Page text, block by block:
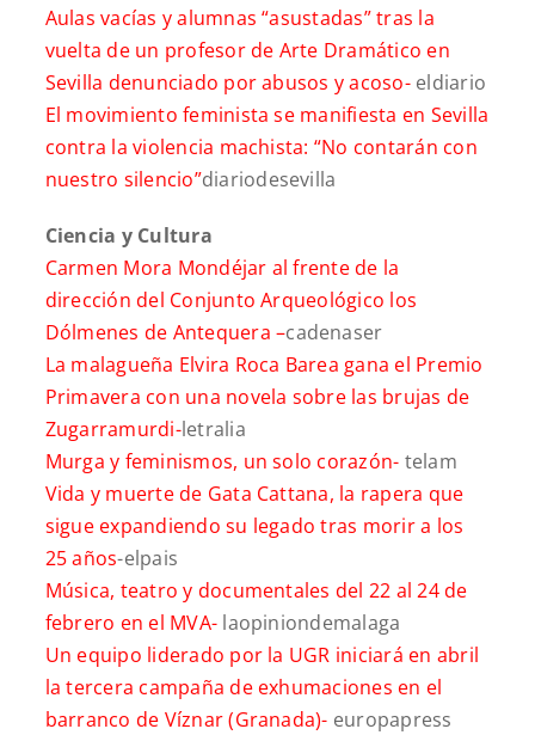
Aulas vacías y alumnas “asustadas” tras la
vuelta de un profesor de Arte Dramático en
Sevilla denunciado por abusos y acoso- eldiario
El movimiento feminista se manifiesta en Sevilla
contra la violencia machista: “No contarán con
nuestro silencio”diariodesevilla
Ciencia y Cultura
Carmen Mora Mondéjar al frente de la
dirección del Conjunto Arqueológico los
Dólmenes de Antequera –cadenaser
La malagueña Elvira Roca Barea gana el Premio
Primavera con una novela sobre las brujas de
Zugarramurdi-letralia
Murga y feminismos, un solo corazón- telam
Vida y muerte de Gata Cattana, la rapera que
sigue expandiendo su legado tras morir a los
25 años-elpais
Música, teatro y documentales del 22 al 24 de
febrero en el MVA- laopiniondemalaga
Un equipo liderado por la UGR iniciará en abril
la tercera campaña de exhumaciones en el
barranco de Víznar (Granada)- europapress